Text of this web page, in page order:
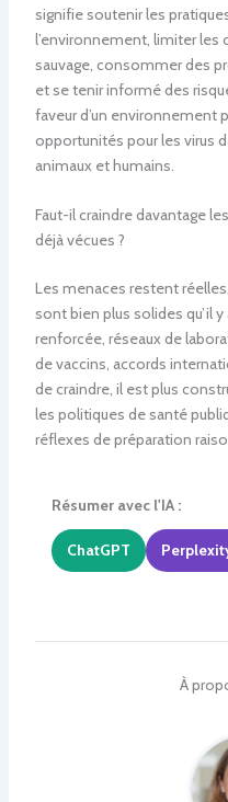
signifie soutenir les
l’environnement, limiter les
sauvage, consommer des
et se tenir informé des
faveur d’un environnement
opportunités pour les virus
animaux et humains.
Faut-il craindre davantage
déjà vécues ?
Les menaces restent
sont bien plus solides qu’il
renforcée, réseaux de
de vaccins, accords
de craindre, il est plus
les politiques de santé
réflexes de préparation
Résumer avec l'IA :
ChatGPT
À